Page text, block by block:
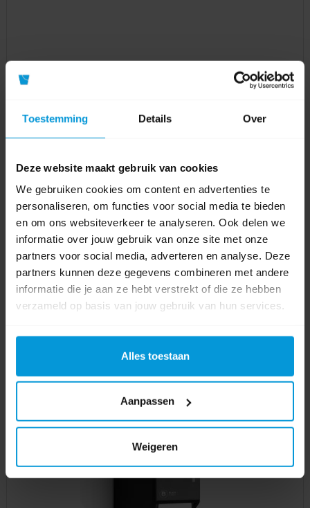
Toestemming Details Over
Deze website maakt gebruik van cookies
We gebruiken cookies om content en advertenties te
personaliseren, om functies voor social media te bieden
en om ons websiteverkeer te analyseren. Ook delen we
informatie over jouw gebruik van onze site met onze
partners voor social media, adverteren en analyse. Deze
partners kunnen deze gegevens combineren met andere
informatie die je aan ze hebt verstrekt of die ze hebben
verzameld op basis van jouw gebruik van hun services.
Alles toestaan
Aanpassen
Weigeren
Luchtverfrissers